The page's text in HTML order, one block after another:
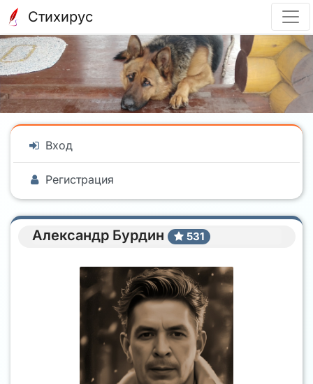
Стихирус
Вход
Регистрация
Александр Бурдин 531